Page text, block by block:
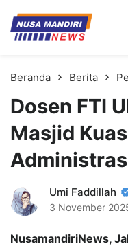
Kampus
Universitas Nusa Mandiri
Beranda Berita
Dosen FTI
Masjid
Umi Faddillah
3 November
NusamandiriNews,